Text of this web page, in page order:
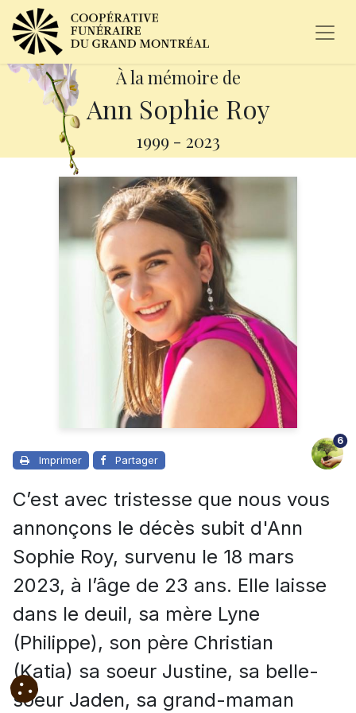
À la mémoire de
Ann Sophie Roy
1999 - 2023
Imprimer Partager
6
C’est avec tristesse que nous vous
annonçons le décès subit d'Ann
Sophie Roy, survenu le 18 mars
2023, à l’âge de 23 ans. Elle laisse
dans le deuil, sa mère Lyne
(Philippe), son père Christian
(Katia) sa soeur Justine, sa belle-
soeur Jaden, sa grand-maman